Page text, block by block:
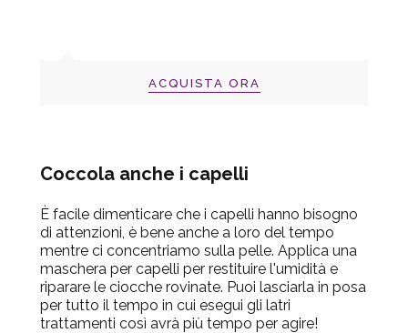
ACQUISTA ORA
Coccola anche i capelli
È facile dimenticare che i capelli hanno bisogno
di attenzioni, è bene anche a loro del tempo
mentre ci concentriamo sulla pelle. Applica una
maschera per capelli per restituire l'umidità e
riparare le ciocche rovinate. Puoi lasciarla in posa
per tutto il tempo in cui esegui gli latri
trattamenti così avrà più tempo per agire!